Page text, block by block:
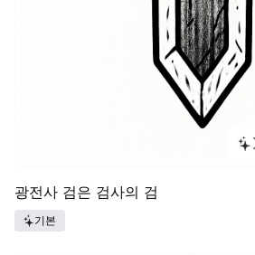
광전사 검은 검사의 검
기본